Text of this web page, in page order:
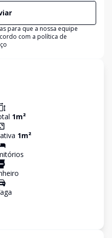
para que a nossa equipe
com a política de
1m²
1m²
s